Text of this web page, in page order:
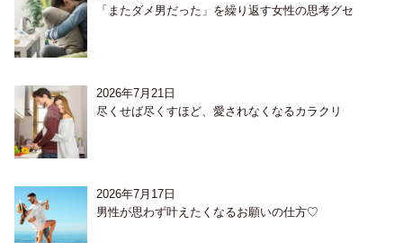
「またダメ男だった」を繰り返す女性の思考グセ
2026年7月21日
尽くせば尽くすほど、愛されなくなるカラクリ
2026年7月17日
男性が思わず叶えたくなるお願いの仕方♡